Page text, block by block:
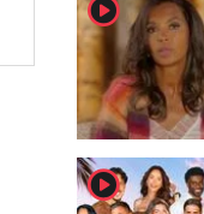
player2
player2